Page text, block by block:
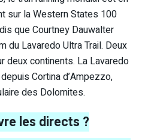
sur la Western States 100
que Courtney Dauwalter
du Lavaredo Ultra Trail. Deux
deux continents. La Lavaredo
Cortina d’Ampezzo,
des Dolomites.
les directs ?